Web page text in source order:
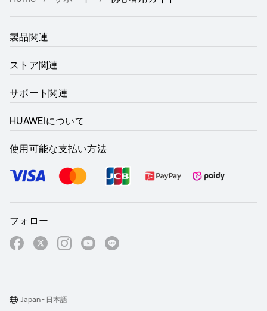
製品関連
ストア関連
サポート関連
HUAWEIについて
使用可能な支払い方法
フォロー
Japan - 日本語